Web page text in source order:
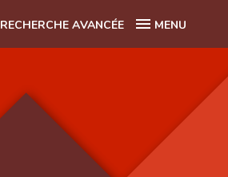
RECHERCHE AVANCÉE MENU